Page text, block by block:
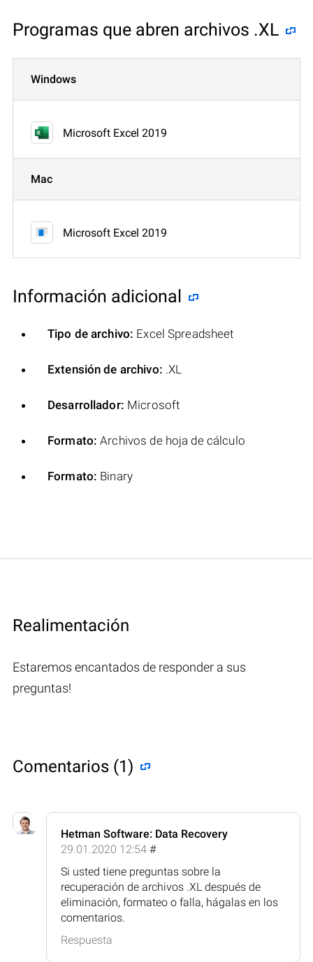
Programas que abren archivos .XL
Windows
Microsoft Excel 2019
Mac
Microsoft Excel 2019
Información adicional
Tipo de archivo: Excel Spreadsheet
Extensión de archivo: .XL
Desarrollador: Microsoft
Formato: Archivos de hoja de cálculo
Formato: Binary
Realimentación
Estaremos encantados de responder a sus
preguntas!
Comentarios (1)
Hetman Software: Data Recovery
29.01.2020 12:54 #
Si usted tiene preguntas sobre la
recuperación de archivos .XL después de
eliminación, formateo o falla, hágalas en los
comentarios.
Respuesta